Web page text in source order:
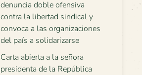
denuncia doble ofensiva
contra la libertad sindical y
convoca a las organizaciones
del país a solidarizarse
Carta abierta a la señora
presidenta de la República